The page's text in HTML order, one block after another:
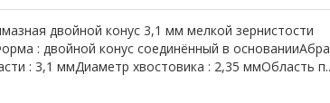
двойной конус 3,1 мм мелкой зернистости
: двойной конус соединённый в
: 3,1 ммДиаметр хвостовика : 2,35 ммОбласть п..